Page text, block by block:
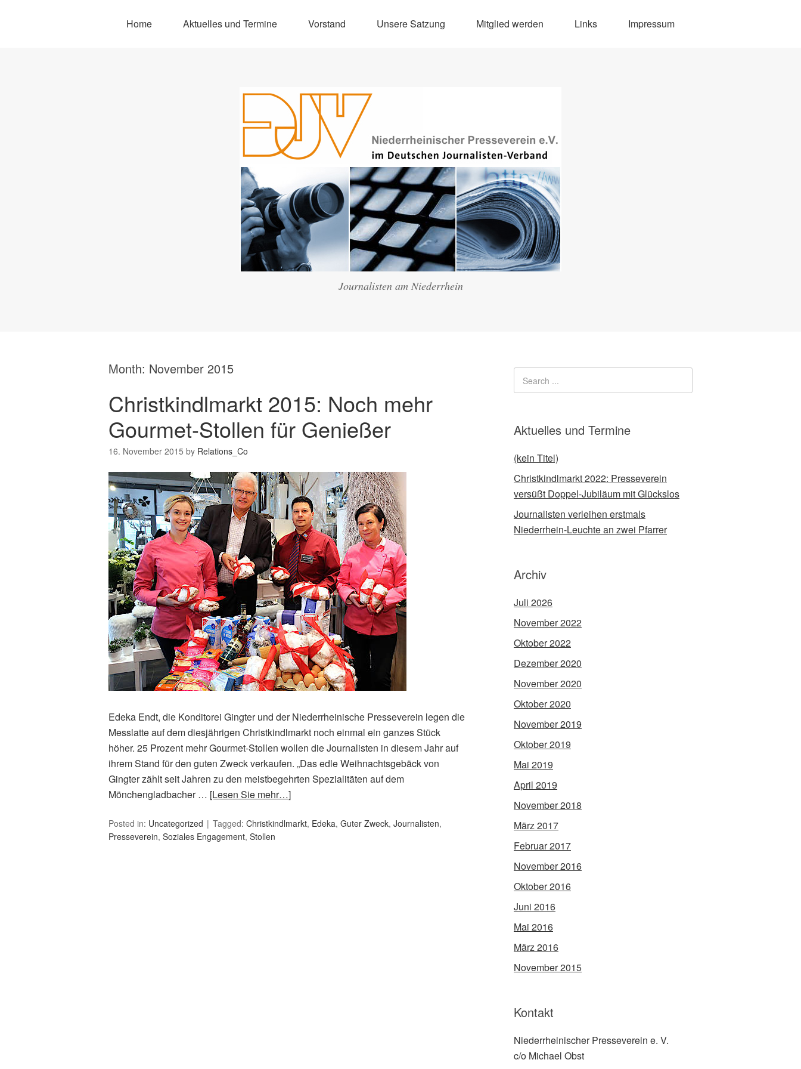
Home Aktuelles und Termine Vorstand Unsere Satzung Mitglied werden Links Impressum
Journalisten am Niederrhein
Month: November 2015
Christkindlmarkt 2015: Noch mehr
Gourmet-Stollen für Genießer
16. November 2015 by Relations_Co
Edeka Endt, die Konditorei Gingter und der Niederrheinische Presseverein legen die
Messlatte auf dem diesjährigen Christkindlmarkt noch einmal ein ganzes Stück
höher. 25 Prozent mehr Gourmet-Stollen wollen die Journalisten in diesem Jahr auf
ihrem Stand für den guten Zweck verkaufen. „Das edle Weihnachtsgebäck von
Gingter zählt seit Jahren zu den meistbegehrten Spezialitäten auf dem
Mönchengladbacher … [Lesen Sie mehr…]
Posted in: Uncategorized Tagged: Christkindlmarkt, Edeka, Guter Zweck, Journalisten,
Presseverein, Soziales Engagement, Stollen
Aktuelles und Termine
(kein Titel)
Christkindlmarkt 2022: Presseverein
versüßt Doppel-Jubiläum mit Glückslos
Journalisten verleihen erstmals
Niederrhein-Leuchte an zwei Pfarrer
Archiv
Juli 2026
November 2022
Oktober 2022
Dezember 2020
November 2020
Oktober 2020
November 2019
Oktober 2019
Mai 2019
April 2019
November 2018
März 2017
Februar 2017
November 2016
Oktober 2016
Juni 2016
Mai 2016
März 2016
November 2015
Kontakt
Niederrheinischer Presseverein e. V.
c/o Michael Obst